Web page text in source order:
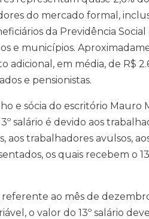
do mercado formal,
da Previdência Social
e municípios.
adicional, em média, de R$
e pensionistas.
e sócia do escritório Mauro
salário é devido aos
aos trabalhadores avulsos,
os quais recebem o
referente ao mês de
o valor do 13º salário